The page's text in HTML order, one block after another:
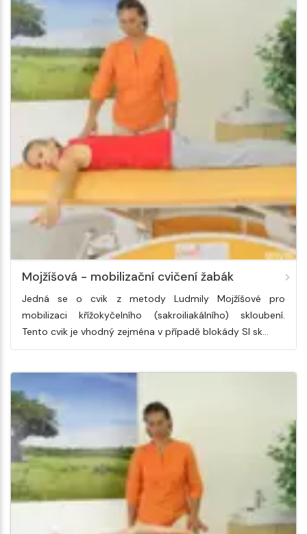
Mojžíšová - mobilizační cvičení žabák
Jedná se o cvik z metody Ludmily Mojžíšové pro
mobilizaci křížokyčelního (sakroiliakálního) skloubení.
Tento cvik je vhodný zejména v případě blokády SI sk…